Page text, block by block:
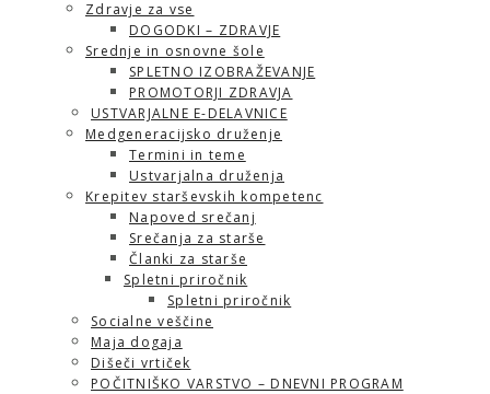
Zdravje za vse
DOGODKI – ZDRAVJE
Srednje in osnovne šole
SPLETNO IZOBRAŽEVANJE
PROMOTORJI ZDRAVJA
USTVARJALNE E-DELAVNICE
Medgeneracijsko druženje
Termini in teme
Ustvarjalna druženja
Krepitev starševskih kompetenc
Napoved srečanj
Srečanja za starše
Članki za starše
Spletni priročnik
Spletni priročnik
Socialne veščine
Maja dogaja
Dišeči vrtiček
POČITNIŠKO VARSTVO – DNEVNI PROGRAM